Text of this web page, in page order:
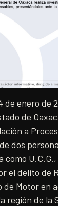
de enero de
de
a
dos
el delito de
de Motor en
región de la